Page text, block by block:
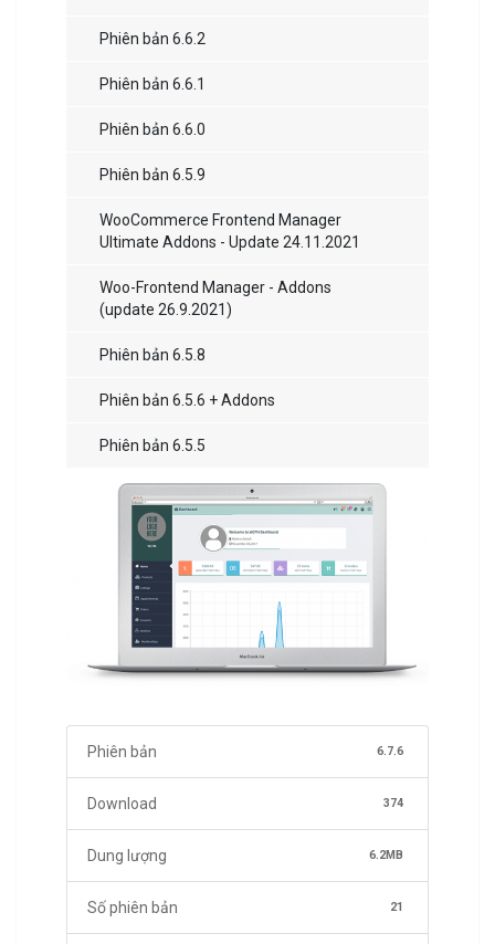
Phiên bản 6.6.2
Phiên bản 6.6.1
Phiên bản 6.6.0
Phiên bản 6.5.9
WooCommerce Frontend Manager
Ultimate Addons - Update 24.11.2021
Woo-Frontend Manager - Addons
(update 26.9.2021)
Phiên bản 6.5.8
Phiên bản 6.5.6 + Addons
Phiên bản 6.5.5
Phiên bản 6.7.6
Download 374
Dung lượng 6.2MB
Số phiên bản 21